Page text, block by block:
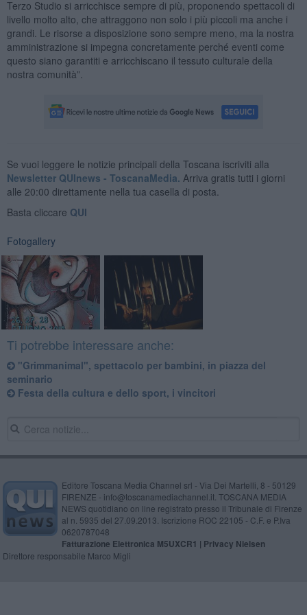
Terzo Studio si arricchisce sempre di più, proponendo spettacoli di
livello molto alto, che attraggono non solo i più piccoli ma anche i
grandi. Le risorse a disposizione sono sempre meno, ma la nostra
amministrazione si impegna concretamente perché eventi come
questo siano garantiti e arricchiscano il tessuto culturale della
nostra comunità”.
Se vuoi leggere le notizie principali della Toscana iscriviti alla
Newsletter QUInews - ToscanaMedia. Arriva gratis tutti i giorni
alle 20:00 direttamente nella tua casella di posta.
Basta cliccare QUI
Fotogallery
Ti potrebbe interessare anche:
"Grimmanimal", spettacolo per bambini, in piazza del
seminario
Festa della cultura e dello sport, i vincitori
Editore Toscana Media Channel srl - Via Dei Martelli, 8 - 50129
FIRENZE - info@toscanamediachannel.it. TOSCANA MEDIA
NEWS quotidiano on line registrato presso il Tribunale di Firenze
al n. 5935 del 27.09.2013. Iscrizione ROC 22105 - C.F. e P.Iva
0620787048
Fatturazione Elettronica M5UXCR1 | Privacy Nielsen
Direttore responsabile Marco Migli